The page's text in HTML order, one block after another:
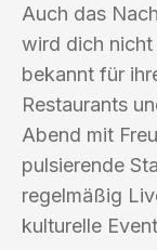
Auch das
wird dich nicht
bekannt für
Restaurants
Abend mit
pulsierende
regelmäßig
kulturelle